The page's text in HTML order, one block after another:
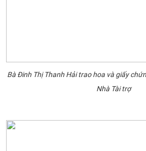
Bà Đinh Thị Thanh Hải trao hoa và giấy
Nhà Tài trợ